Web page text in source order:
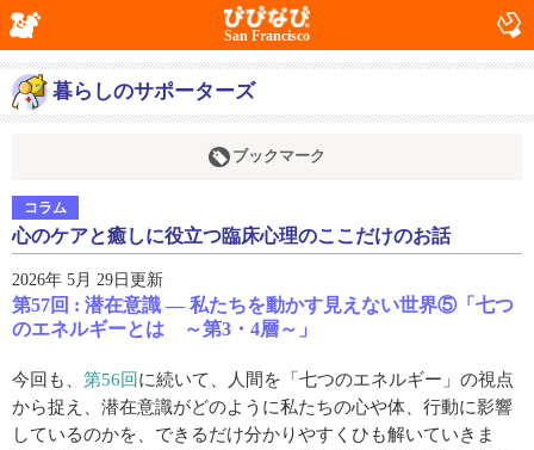
San Francisco
暮らしのサポーターズ
ブックマーク
コラム
心のケアと癒しに役立つ臨床心理のここだけのお話
2026年 5月 29日更新
第57回 : 潜在意識 ― 私たちを動かす見えない世界⑤「七つ
のエネルギーとは ～第3・4層～」
今回も、 第56回に続いて、人間を「七つのエネルギー」の視点
から捉え、潜在意識がどのように私たちの心や体、行動に影響
しているのかを、できるだけ分かりやすくひも解いていきま